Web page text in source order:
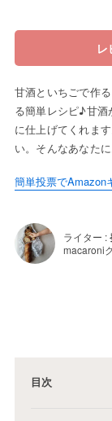
甘酒といちごで作
る簡単レシピ♪甘
に仕上げてくれま
い。そんなあなた
簡単投票でAmazon
ライター :
macaroni
目次